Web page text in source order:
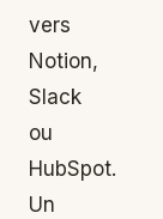
vers
Notion,
Slack
ou
HubSpot.
Un